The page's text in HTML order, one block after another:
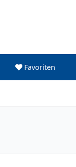
Favoriten